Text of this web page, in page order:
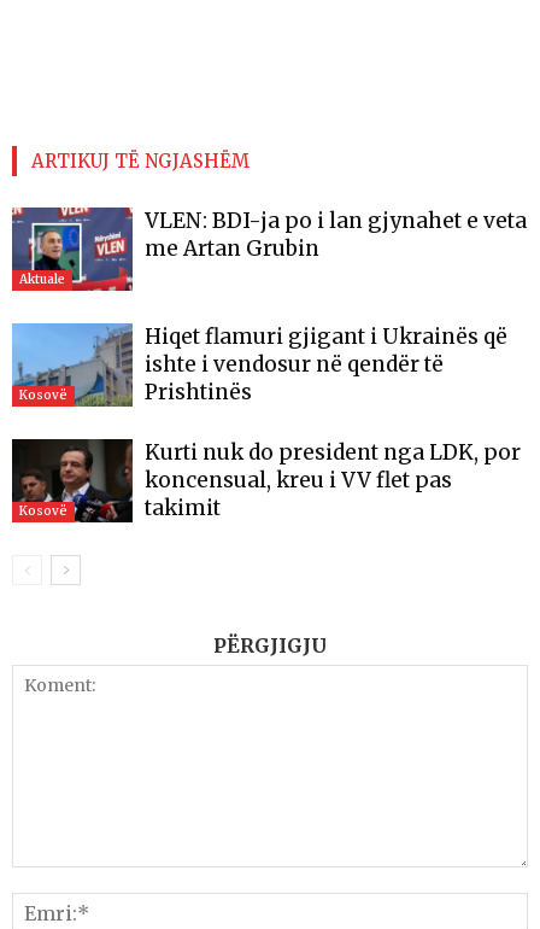
ARTIKUJ TË NGJASHËM
Aktuale
VLEN: BDI-ja po i lan gjynahet e veta
me Artan Grubin
Kosovë
Hiqet flamuri gjigant i Ukrainës që
ishte i vendosur në qendër të
Prishtinës
Kosovë
Kurti nuk do president nga LDK, por
koncensual, kreu i VV flet pas
takimit
PËRGJIGJU